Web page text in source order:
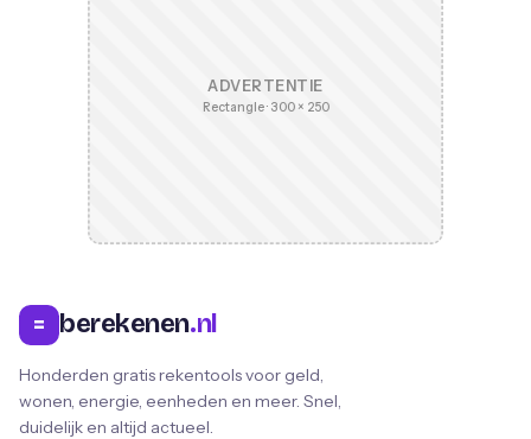
ADVERTENTIE
Rectangle · 300 × 250
= berekenen.nl
Honderden gratis rekentools voor geld,
wonen, energie, eenheden en meer. Snel,
duidelijk en altijd actueel.